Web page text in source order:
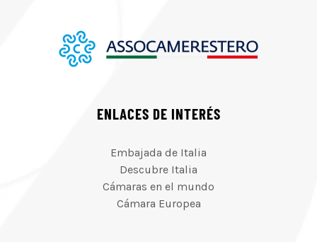
ENLACES DE INTERÉS
Embajada de Italia
Descubre Italia
Cámaras en el mundo
Cámara Europea